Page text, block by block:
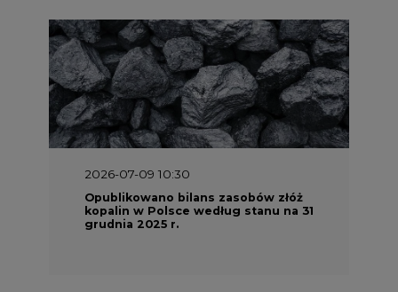
2026-07-09 10:30
Opublikowano bilans zasobów złóż
kopalin w Polsce według stanu na 31
grudnia 2025 r.